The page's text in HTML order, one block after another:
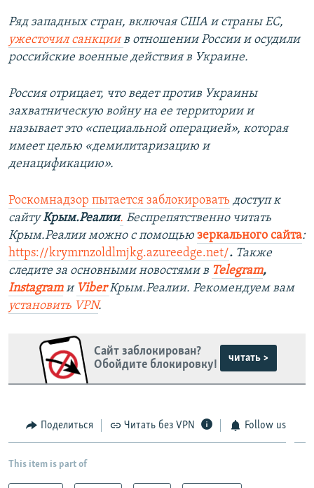
Ряд западных стран, включая США и страны ЕС,
ужесточил санкциив отношении России и осудили
российские военные действия в Украине.
Россия отрицает, что ведет против Украины
захватническую войну на ее территории и
называет это «специальной операцией», которая
имеет целью «демилитаризацию и
денацификацию».
Роскомнадзор пытается заблокировать доступ к
сайтуКрым.Реалии. Беспрепятственно читать
Крым.Реалии можно с помощью зеркального сайта:
https://krymrnzoldlmjkg.azureedge.net/. Также
следите за основными новостями в Telegram,
Instagramи ViberКрым.Реалии. Рекомендуем вам
установить VPN.
Сайт заблокирован?
Обойдите блокировку!
читать >
Поделиться Читать без VPN Follow us
This item is part of